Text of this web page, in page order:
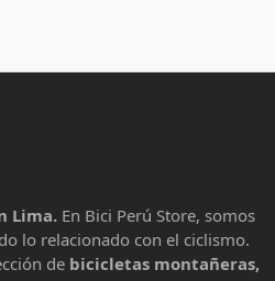
Lima. En Bici Perú Store, somos
lo relacionado con el ciclismo.
de bicicletas montañeras,